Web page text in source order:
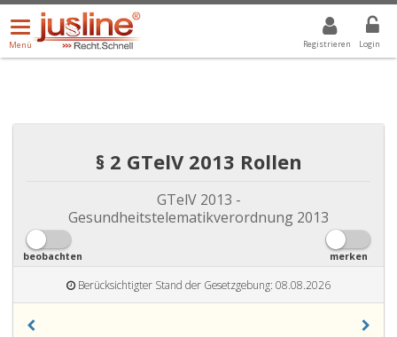
Registrieren Login
Menü
öffnen/schließen
Menü
ALLE DROPDOWN: GEWÄHLTER WERT IST ALLE
§ 2 GTelV 2013 Rollen
GTelV 2013 -
Gesundheitstelematikverordnung 2013
beobachten merken
Berücksichtigter Stand der Gesetzgebung: 08.08.2026